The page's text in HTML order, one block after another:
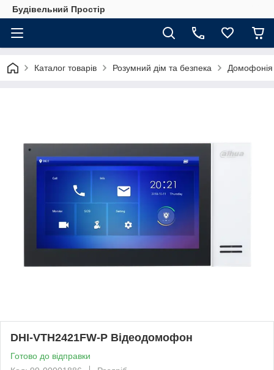
Будівельний Простір
Каталог товарів Розумний дім та безпека Домофонія
DHI-VTH2421FW-P Відеодомофон
Готово до відправки